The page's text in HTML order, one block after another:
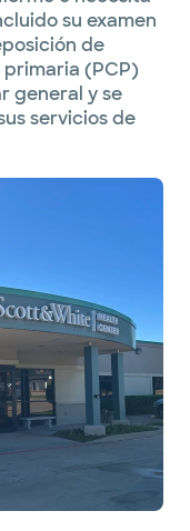
su examen
de
(PCP)
general y se
servicios de